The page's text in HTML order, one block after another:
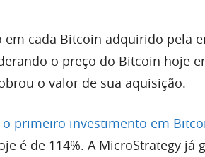
cada Bitcoin adquirido pela
o preço do Bitcoin hoje
o valor de sua aquisição.
o primeiro investimento em
é de 114%. A MicroStrategy já